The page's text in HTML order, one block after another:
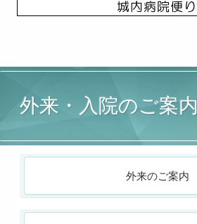
外来・入院のご案内
外来のご案内